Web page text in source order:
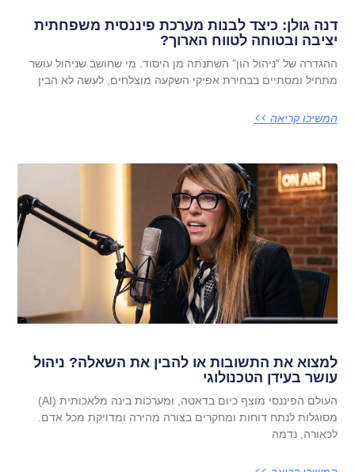
דנה גולן: כיצד לבנות מערכת פיננסית משפחתית
יציבה ובטוחה לטווח הארוך?
ההגדרה של "ניהול הון" השתנתה מן היסוד. מי שחושב שניהול עושר
מתחיל ומסתיים בבחירת אפיקי השקעה מוצלחים, לעשה לא הבין
המשיכו קריאה >>
למצוא את התשובות או להבין את השאלה? ניהול
עושר בעידן הטכנולוגי
העולם הפיננסי מוצף כיום בדאטה, ומערכות בינה מלאכותית (AI)
מסוגלות לנתח דוחות ומחקרים בצורה מהירה ומדויקת מכל אדם.
לכאורה, נדמה